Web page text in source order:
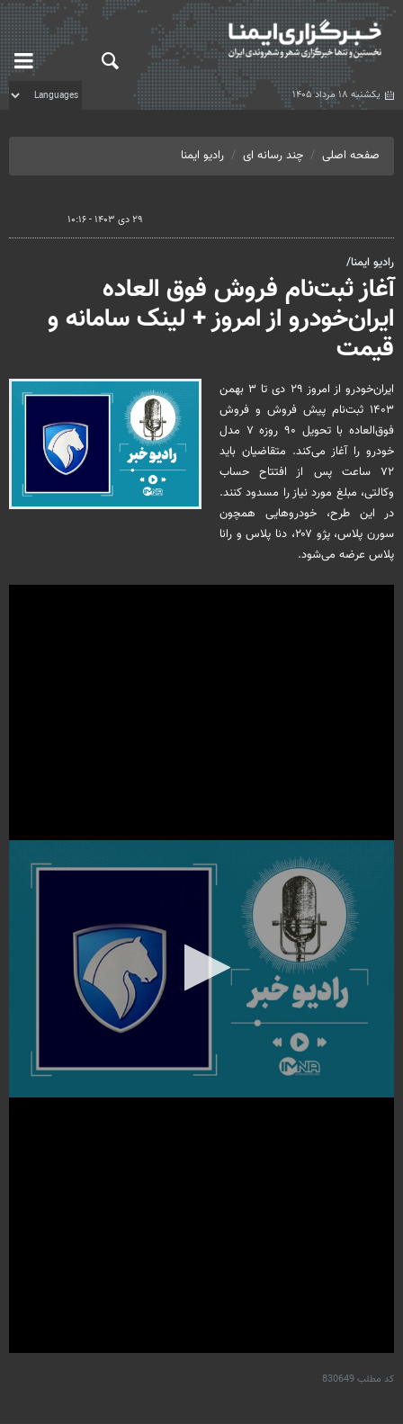
یکشنبه ۱۸ مرداد ۱۴۰۵
صفحه اصلی چند رسانه ای رادیو ایمنا
۲۹ دی ۱۴۰۳ - ۱۰:۱۶
رادیو ایمنا/
آغاز ثبت‌نام فروش فوق العاده
ایران‌خودرو از امروز + لینک سامانه و
قیمت
ایران‌خودرو از امروز ۲۹ دی تا ۳ بهمن
۱۴۰۳ ثبت‌نام پیش فروش و فروش
فوق‌العاده با تحویل ۹۰ روزه ۷ مدل
خودرو را آغاز می‌کند. متقاضیان باید
۷۲ ساعت پس از افتتاح حساب
وکالتی، مبلغ مورد نیاز را مسدود کنند.
در این طرح، خودروهایی همچون
سورن پلاس، پژو ۲۰۷، دنا پلاس و رانا
پلاس عرضه می‌شود.
کد مطلب830649